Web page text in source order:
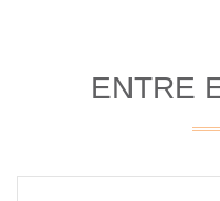
ENTRE